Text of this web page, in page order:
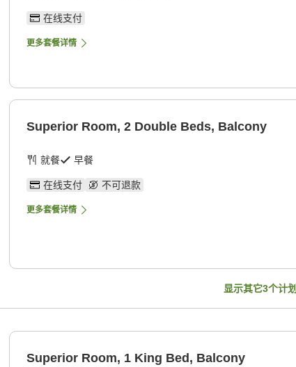
在线支付
更多套餐详情
Superior Room, 2 Double Beds, Balcony
就餐 早餐
在线支付 不可退款
更多套餐详情
显示其它3个计划
Superior Room, 1 King Bed, Balcony